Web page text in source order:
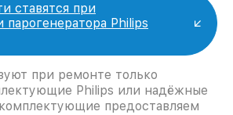
ставятся при
Philips
при ремонте только
Philips или надёжные
предоставляем